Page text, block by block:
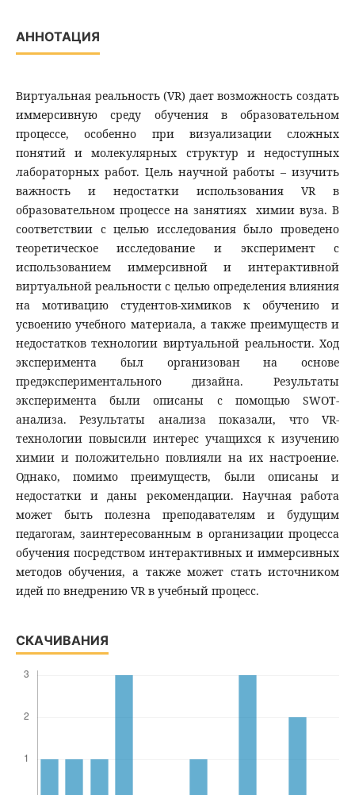
АННОТАЦИЯ
Виртуальная реальность (VR) дает возможность создать
иммерсивную среду обучения в образовательном
процессе, особенно при визуализации сложных
понятий и молекулярных структур и недоступных
лабораторных работ. Цель научной работы – изучить
важность и недостатки использования VR в
образовательном процессе на занятиях химии вуза. В
соответствии с целью исследования было проведено
теоретическое исследование и эксперимент с
использованием иммерсивной и интерактивной
виртуальной реальности с целью определения влияния
на мотивацию студентов-химиков к обучению и
усвоению учебного материала, а также преимуществ и
недостатков технологии виртуальной реальности. Ход
эксперимента был организован на основе
предэкспериментального дизайна. Результаты
эксперимента были описаны с помощью SWOT-
анализа. Результаты анализа показали, что VR-
технологии повысили интерес учащихся к изучению
химии и положительно повлияли на их настроение.
Однако, помимо преимуществ, были описаны и
недостатки и даны рекомендации. Научная работа
может быть полезна преподавателям и будущим
педагогам, заинтересованным в организации процесса
обучения посредством интерактивных и иммерсивных
методов обучения, а также может стать источником
идей по внедрению VR в учебный процесс.
СКАЧИВАНИЯ